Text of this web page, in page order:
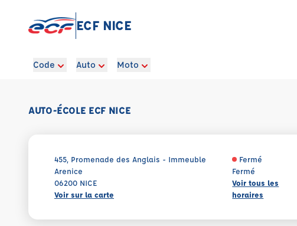
ECF NICE
Code Auto Moto
AUTO-ÉCOLE ECF NICE
455, Promenade des Anglais - Immeuble
Arenice
06200 NICE
Voir sur la carte
Fermé
Fermé
Voir tous les
horaires